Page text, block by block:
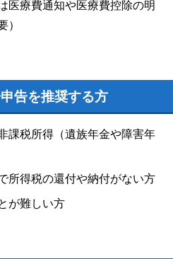
医療費通知や医療費控除の明
）
告を推奨する方
課税所得（遺族年金や障害年
所得税の還付や納付がない方
が難しい方